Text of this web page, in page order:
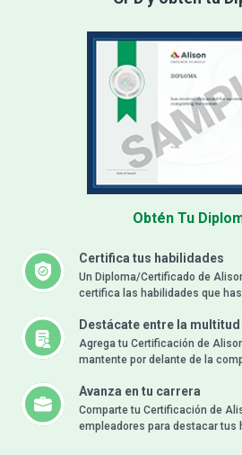
Certifica tus habilidades
Un Diploma/Certificado de
certifica las habilidades que
Destácate entre la multitud
Agrega tu Certificación de
mantente por delante de la
Avanza en tu carrera
Comparte tu Certificación de
empleadores para destacar tus
Obtén Tu